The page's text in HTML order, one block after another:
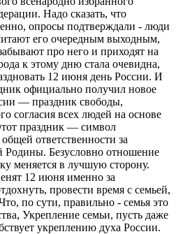
Надо сказать, что
опросы подтверждали - люди
его очередным выходным,
про него и приходят на
к этому дню стала очевидна,
12 июня день России. И
официально получил новое
— праздник свободы,
согласия всех людей на основе
праздник — символ
ответственности за
Родины. Безусловно отношение
меняется в лучшую сторону.
12 июня именно за
провести время с семьей,
по сути, правильно - семья это
Укрепление семьи, пусть даже
укреплению духа России.